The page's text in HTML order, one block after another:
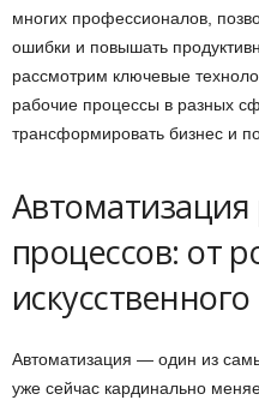
многих профессионалов,
ошибки и повышать
рассмотрим ключевые
рабочие процессы в разных
трансформировать бизнес и
процессов: от
Автоматизация — один из
уже сейчас кардинально